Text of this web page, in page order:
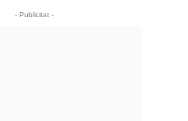
- Publicitat -